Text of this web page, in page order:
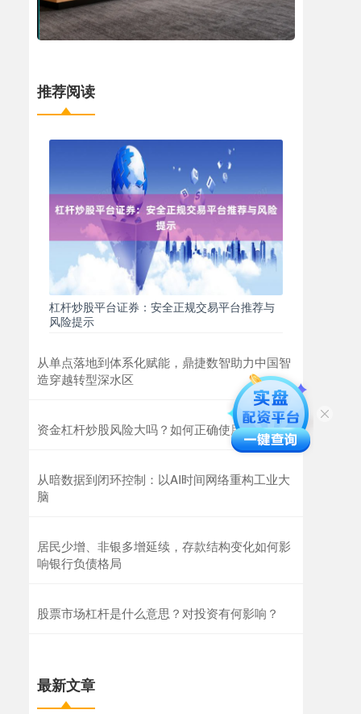
推荐阅读
杠杆炒股平台证券：安全正规交易平台推荐与
风险提示
从单点落地到体系化赋能，鼎捷数智助力中国智
造穿越转型深水区
资金杠杆炒股风险大吗？如何正确使用杠杆炒股
从暗数据到闭环控制：以AI时间网络重构工业大
脑
居民少增、非银多增延续，存款结构变化如何影
响银行负债格局
股票市场杠杆是什么意思？对投资有何影响？
最新文章